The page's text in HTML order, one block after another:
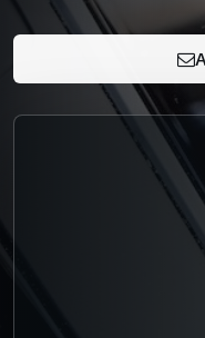
Kontakt
0049-861-900290
info@bimmer-